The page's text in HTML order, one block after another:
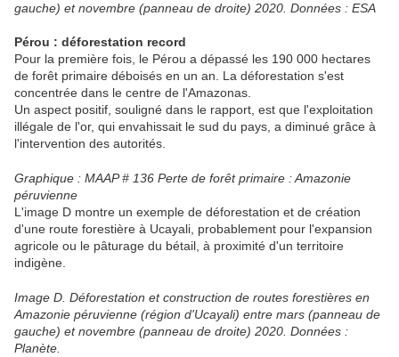
gauche) et novembre (panneau de droite) 2020. Données : ESA
Pérou : déforestation record
Pour la première fois, le Pérou a dépassé les 190 000 hectares
de forêt primaire déboisés en un an. La déforestation s'est
concentrée dans le centre de l'Amazonas.
Un aspect positif, souligné dans le rapport, est que l'exploitation
illégale de l'or, qui envahissait le sud du pays, a diminué grâce à
l'intervention des autorités.
Graphique : MAAP # 136 Perte de forêt primaire : Amazonie
péruvienne
L'image D montre un exemple de déforestation et de création
d'une route forestière à Ucayali, probablement pour l'expansion
agricole ou le pâturage du bétail, à proximité d'un territoire
indigène.
Image D. Déforestation et construction de routes forestières en
Amazonie péruvienne (région d'Ucayali) entre mars (panneau de
gauche) et novembre (panneau de droite) 2020. Données :
Planète.